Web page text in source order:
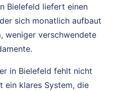
Bielefeld liefert einen
sich monatlich aufbaut
weniger verschwendete
in Bielefeld fehlt nicht
ein klares System, die